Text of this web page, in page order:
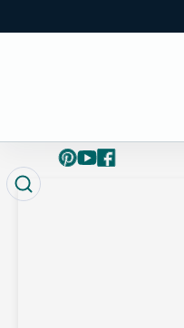
פייסבוק
YouTube
Pinterest